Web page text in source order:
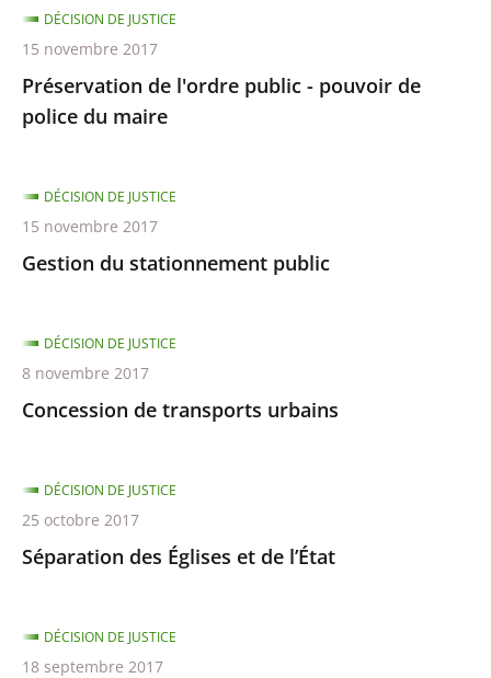
Préservation de l'ordre public - pouvoir de
police du maire
DÉCISION DE JUSTICE
15 novembre 2017
Gestion du stationnement public
DÉCISION DE JUSTICE
15 novembre 2017
Concession de transports urbains
DÉCISION DE JUSTICE
8 novembre 2017
Séparation des Églises et de l’État
DÉCISION DE JUSTICE
25 octobre 2017
DÉCISION DE JUSTICE
18 septembre 2017